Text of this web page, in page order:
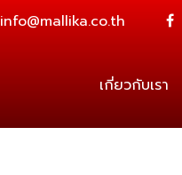
info@mallika.co.th
เกี่ยวกับเรา